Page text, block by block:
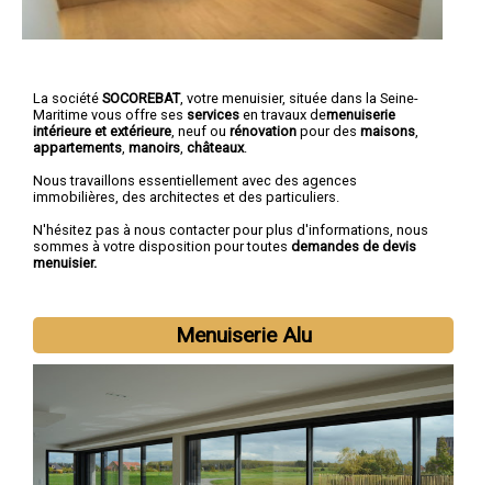
La société SOCOREBAT, votre menuisier, située dans la Seine-
Maritime vous offre ses services en travaux demenuiserie
intérieure et extérieure , neuf ou rénovation pour des maisons
appartements manoirs châteaux.
Nous travaillons essentiellement avec des agences
immobilières, des architectes et des particuliers.
N'hésitez pas à nous contacter pour plus d'informations, nous
sommes à votre disposition pour toutes demandes de devis
menuisier.
Menuiserie Alu